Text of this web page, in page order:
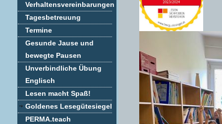
Verhaltensvereinbarungen
Tagesbetreuung
Termine
Gesunde Jause und
bewegte Pausen
Unverbindliche Übung
Englisch
Lesen macht Spaß!
Goldenes Lesegütesiegel
PERMA.teach